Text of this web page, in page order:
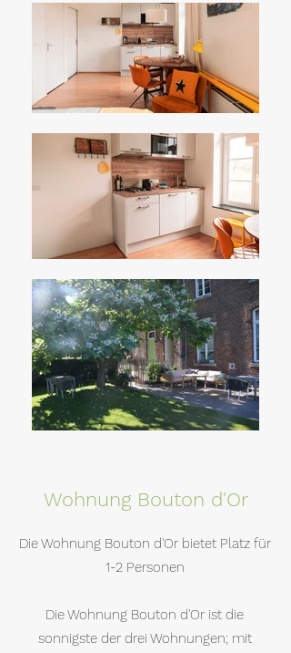
Wohnung Bouton d'Or
Die Wohnung Bouton d'Or bietet Platz für
1-2 Personen
Die Wohnung Bouton d'Or ist die
sonnigste der drei Wohnungen; mit